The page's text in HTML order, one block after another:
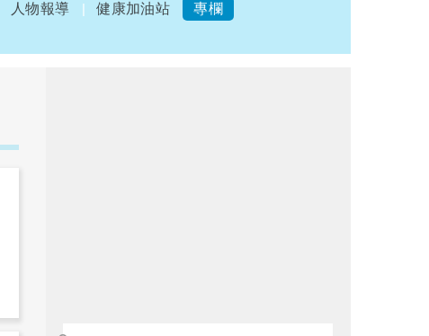
人物報導 健康加油站
專欄